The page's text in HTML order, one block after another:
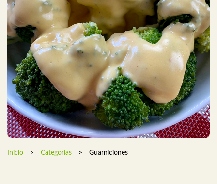
Inicio > Categorias > Guarniciones